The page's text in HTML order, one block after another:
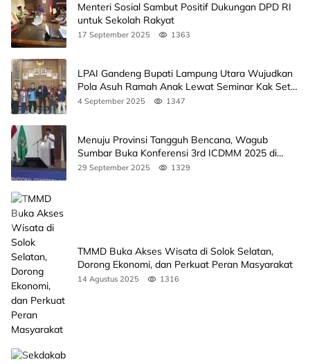
Menteri Sosial Sambut Positif Dukungan DPD RI
untuk Sekolah Rakyat
17 September 2025 1363
LPAI Gandeng Bupati Lampung Utara Wujudkan
Pola Asuh Ramah Anak Lewat Seminar Kak Seto,
Ini Jadwalnya
4 September 2025 1347
Menuju Provinsi Tangguh Bencana, Wagub
Sumbar Buka Konferensi 3rd ICDMM 2025 di
Unand
29 September 2025 1329
TMMD Buka Akses Wisata di Solok Selatan,
Dorong Ekonomi, dan Perkuat Peran Masyarakat
14 Agustus 2025 1316